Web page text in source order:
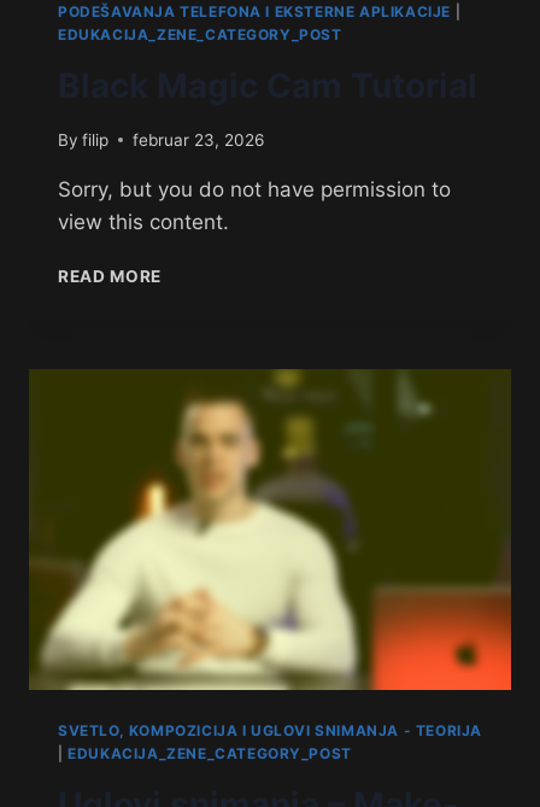
PODEŠAVANJA TELEFONA I EKSTERNE APLIKACIJE
EDUKACIJA_ZENE_CATEGORY_POST
By filip februar 23, 2026
Sorry, but you do not have permission to
view this content.
READ MORE
SVETLO, KOMPOZICIJA I UGLOVI SNIMANJA - TEORIJA
|EDUKACIJA_ZENE_CATEGORY_POST